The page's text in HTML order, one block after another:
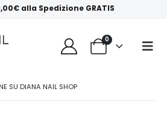
€alla Spedizione GRATIS
0
SU DIANA NAIL SHOP